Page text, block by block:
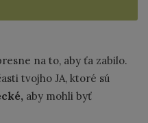
na to, aby ťa zabilo.
tvojho JA, ktoré sú
aby mohli byť